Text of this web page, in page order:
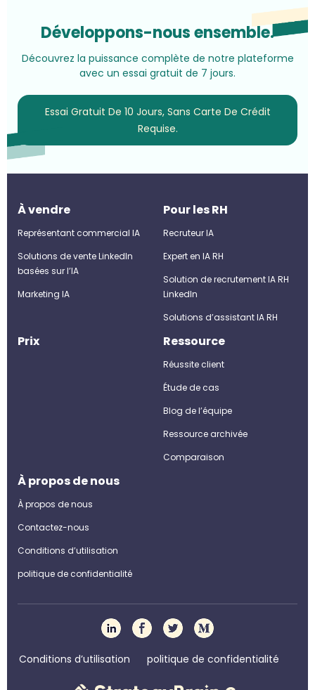
Développons-nous ensemble.
Découvrez la puissance complète de notre plateforme
avec un essai gratuit de 7 jours.
Essai Gratuit De 10 Jours, Sans Carte De Crédit
Requise.
À vendre
Représentant commercial IA
Solutions de vente LinkedIn
basées sur l’IA
Marketing IA
Pour les RH
Recruteur IA
Expert en IA RH
Solution de recrutement IA RH
LinkedIn
Solutions d’assistant IA RH
Prix Ressource
Réussite client
Étude de cas
Blog de l’équipe
Ressource archivée
Comparaison
À propos de nous
À propos de nous
Contactez-nous
Conditions d’utilisation
politique de confidentialité
Conditions d’utilisation politique de confidentialité